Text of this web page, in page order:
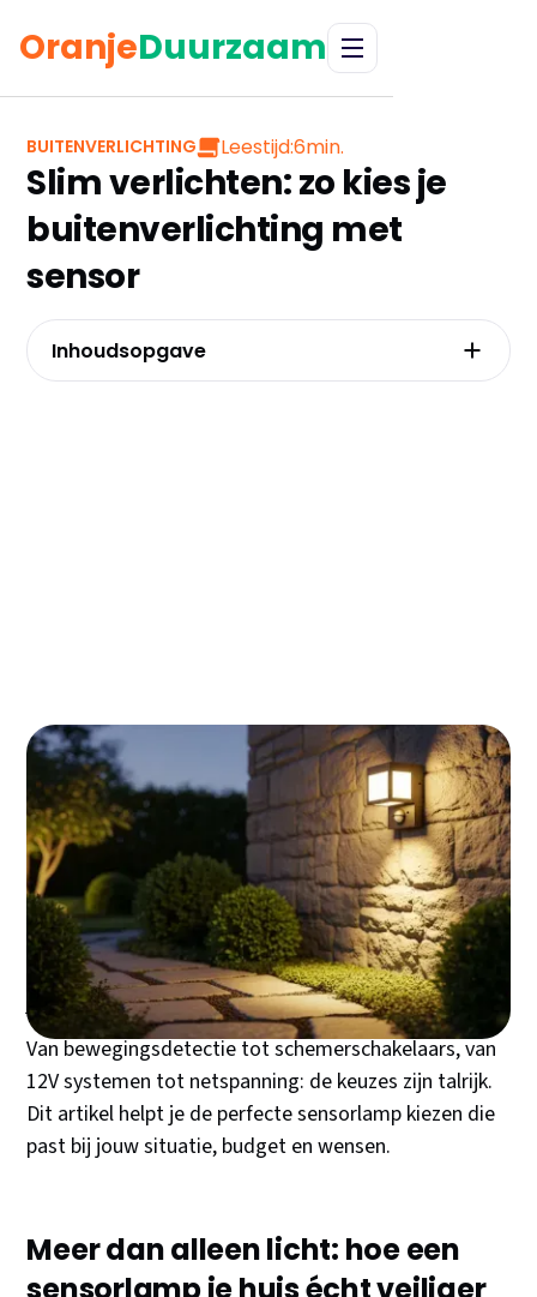
OranjeDuurzaam
BUITENVERLICHTING Leestijd:6min.
Slim verlichten: zo kies je
buitenverlichting met
sensor
Een sensorlamp buiten is meer dan handige
verlichting - het is jouw stille bewaker,
energiebespaarder en veiligheidssysteem in één. Met
de juiste
buitenverlichting met sensorkrijg je
automatisch licht wanneer je het nodig hebt, zonder
onnodige energieverspilling. Maar welke sensor kies
je, en wanneer is solar een slimme optie?
Van bewegingsdetectie tot schemerschakelaars, van
12V systemen tot netspanning: de keuzes zijn talrijk.
Dit artikel helpt je de perfecte sensorlamp kiezen die
past bij jouw situatie, budget en wensen.
Meer dan alleen licht: hoe een
Inhoudsopgave
Klaar om te kiezen? jouw checklist voor de
beste buitenverlichting met sensor